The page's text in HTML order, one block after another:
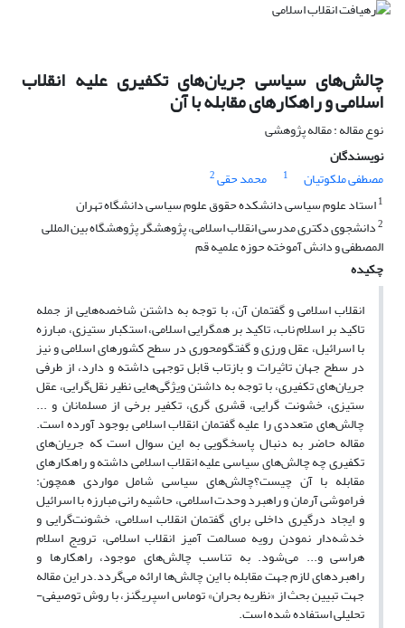
چالش‌های سیاسی جریان‌های تکفیری علیه انقلاب
اسلامی و راهکارهای مقابله با آن
نوع مقاله : مقاله پژوهشی
نویسندگان
مصطفی ملکوتیان
1 محمد حقی2
1استاد علوم سیاسی دانشکده حقوق علوم سیاسی دانشگاه تهران
2دانشجوی دکتری مدرسی انقلاب اسلامی، پژوهشگر پژوهشگاه بین المللی
المصطفی و دانش آموخته حوزه علمیه قم
چکیده
انقلاب اسلامی و گفتمان آن، با توجه به داشتن شاخصه‌هایی از جمله
تاکید بر اسلام ناب، تاکید بر همگرایی اسلامی، استکبار ستیزی، مبارزه
با اسرائیل، عقل ورزی و گفتگومحوری در سطح کشورهای اسلامی و نیز
در سطح جهان تاثیرات و بازتاب قابل توجهی داشته و دارد، از طرفی
جریان‌های تکفیری، با توجه به داشتن ویژگی‌هایی نظیر نقل‌گرایی، عقل
ستیزی، خشونت گرایی، قشری گری، تکفیر برخی از مسلمانان و ...
چالش‌های متعددی را علیه گفتمان انقلاب اسلامی بوجود آورده است.
مقاله حاضر به دنبال پاسخگویی به این سوال است که جریان‌های
تکفیری چه چالش‌های سیاسی علیه انقلاب اسلامی داشته و راهکارهای
مقابله با آن چیست؟چالش‌های سیاسی شامل مواردی همچون:
فراموشى آرمان و‏ راهبرد وحدت اسلامی،‌ حاشیه رانی مبارزه با اسرائیل
و ایجاد درگیری داخلی برای گفتمان انقلاب اسلامی، خشونت‌گرایی و
خدشه‌دار نمودن رویه مسالمت آمیز انقلاب اسلامی، ترویج اسلام
هراسى و... می‌شود. به تناسب چالش‌های موجود، راهکارها و
راهبردهای لازم جهت مقابله با این چالش‌ها ارائه می‌گردد.در این مقاله
جهت تبیین بحث از «نظریه بحران» توماس اسپریگنز، با روش توصیفی-
تحلیلی استفاده شده است.